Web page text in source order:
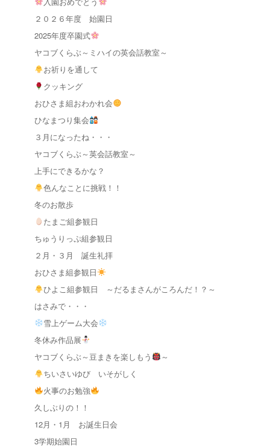
２０２６年度 始園日
2025年度卒園式
ヤコブくらぶ～ミハイの英会話教室～
お祈りを通して
クッキング
おひさま組おわかれ会
ひなまつり集会
３月になったね・・・
ヤコブくらぶ～英会話教室～
上手にできるかな？
色んなことに挑戦！！
冬のお散歩
たまご組参観日
ちゅうりっぷ組参観日
２月・３月 誕生礼拝
おひさま組参観日
ひよこ組参観日 ～だるまさんがころんだ！？～
はさみで・・・
雪上ゲーム大会
冬休み作品展
ヤコブくらぶ～豆まきを楽しもう
～
ちいさいゆび いそがしく
火事のお勉強
久しぶりの！！
12月・1月 お誕生日会
3学期始園日